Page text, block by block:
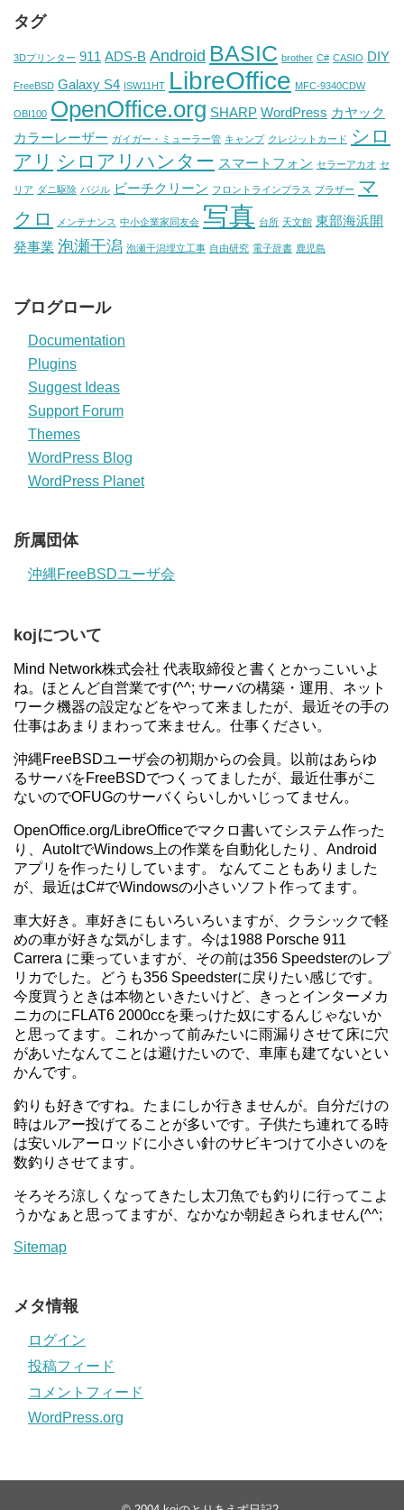
タグ
3Dプリンター 911 ADS-B Android BASIC brother C# CASIO DIY
FreeBSD Galaxy S4 ISW11HT LibreOffice MFC-9340CDW
OBI100 OpenOffice.org SHARP WordPress カヤック
カラーレーザー ガイガー・ミューラー管 キャンプ クレジットカード シロ
アリ シロアリハンター スマートフォン セラーアカオ セ
リア ダニ駆除 バジル ビーチクリーン フロントラインプラス ブラザー マ
クロ
メンテナンス 中小企業家同友会 写真 台所 天文館 東部海浜開
発事業 泡瀬干潟 泡瀬干潟埋立工事 自由研究 電子辞書 鹿児島
ブログロール
Documentation
Plugins
Suggest Ideas
Support Forum
Themes
WordPress Blog
WordPress Planet
所属団体
沖縄FreeBSDユーザ会
kojについて
Mind Network株式会社 代表取締役と書くとかっこいいよ
ね。ほとんど自営業です(^^; サーバの構築・運用、ネット
ワーク機器の設定などをやって来ましたが、最近その手の
仕事はあまりまわって来ません。仕事ください。
沖縄FreeBSDユーザ会の初期からの会員。以前はあらゆ
るサーバをFreeBSDでつくってましたが、最近仕事がこ
ないのでOFUGのサーバくらいしかいじってません。
OpenOffice.org/LibreOfficeでマクロ書いてシステム作った
り、AutoItでWindows上の作業を自動化したり、Android
アプリを作ったりしています。 なんてこともありました
が、最近はC#でWindowsの小さいソフト作ってます。
車大好き。車好きにもいろいろいますが、クラシックで軽
めの車が好きな気がします。今は1988 Porsche 911
Carrera に乗っていますが、その前は356 Speedsterのレプ
リカでした。どうも356 Speedsterに戻りたい感じです。
今度買うときは本物といきたいけど、きっとインターメカ
ニカのにFLAT6 2000ccを乗っけた奴にするんじゃないか
と思ってます。これかって前みたいに雨漏りさせて床に穴
があいたなんてことは避けたいので、車庫も建てないとい
かんです。
釣りも好きですね。たまにしか行きませんが。自分だけの
時はルアー投げてることが多いです。子供たち連れてる時
は安いルアーロッドに小さい針のサビキつけて小さいのを
数釣りさせてます。
そろそろ涼しくなってきたし太刀魚でも釣りに行ってこよ
うかなぁと思ってますが、なかなか朝起きられません(^^;
Sitemap
メタ情報
ログイン
投稿フィード
コメントフィード
WordPress.org